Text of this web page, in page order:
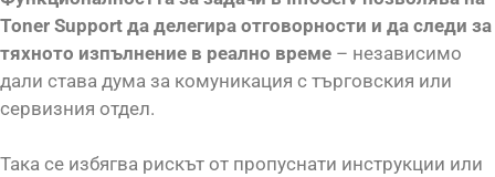
Toner Support да делегира отговорности и да следи за
тяхното изпълнение в реално време – независимо
дали става дума за комуникация с търговския или
сервизния отдел.
Така се избягва рискът от пропуснати инструкции или